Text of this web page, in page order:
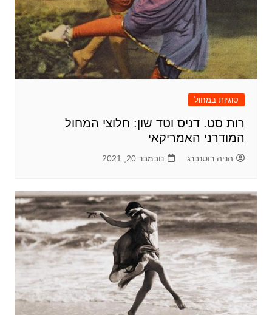
סוגיות במחול
רות סט. דניס וטד שון: חלוצי המחול
המודרני האמריקאי
הניה רוטנברג נובמבר 20, 2021